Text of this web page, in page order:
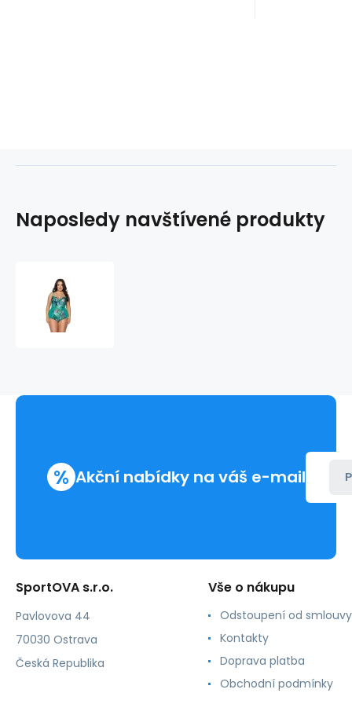
Naposledy navštívené produkty
Ava
% Akční nabídky na váš e-mail
SportOVA s.r.o.
Pavlovova 44
70030 Ostrava
Česká Republika
Vše o nákupu
Odstoupení od smlouvy
Kontakty
Doprava platba
Obchodní podmínky